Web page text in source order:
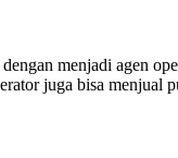
menjadi agen
juga bisa menjual